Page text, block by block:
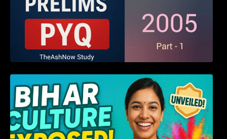
हम बिहारवासी: भाषाओं व संस्कृतियों की धरोहर “हमारा
बिहार”